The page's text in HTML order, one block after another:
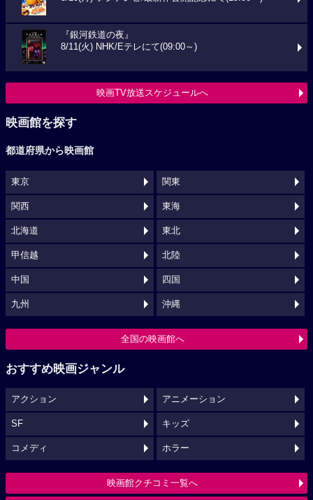
『銀河鉄道の夜』
8/11(火) NHK/Eテレにて(09:00～)
映画TV放送スケジュールへ
映画館を探す
都道府県から映画館
東京 関東
関西 東海
北海道 東北
甲信越 北陸
中国 四国
九州 沖縄
全国の映画館へ
おすすめ映画ジャンル
アクション アニメーション
SF キッズ
コメディ ホラー
映画館クチコミ一覧へ